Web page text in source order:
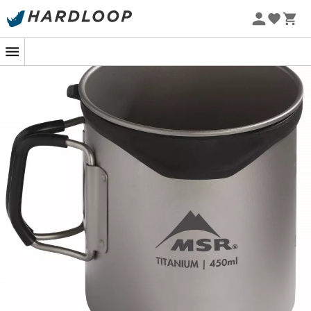
Zomeraanbiedingen 🔥 -5% EXTRA vanaf 2 producten* met
Koffiemok voor het ontbijt of voor de lunch, de
Titan™ mokwordt al snel je favoriete
kampeeraccessoire. Gemaakt van
titanium
deze mok slechts68 gram
en biedt uitstekende
gemakkelijk op te bergen in een tas dankzij de twee